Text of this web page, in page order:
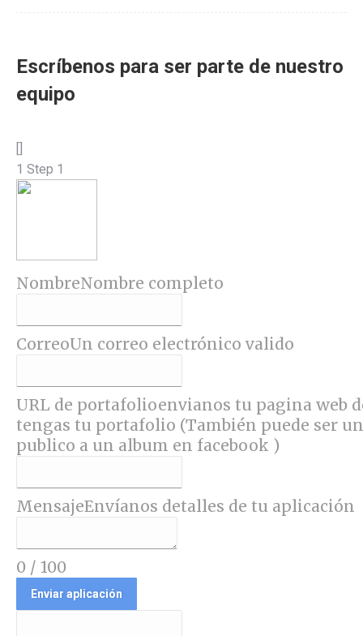
Escríbenos para ser parte de nuestro
equipo
1 Step 1
NombreNombre completo
CorreoUn correo electrónico valido
URL de portafolioenvianos tu pagina web
tengas tu portafolio (También puede ser
publico a un album en facebook )
MensajeEnvíanos detalles de tu aplicación
0 / 100
Enviar aplicación